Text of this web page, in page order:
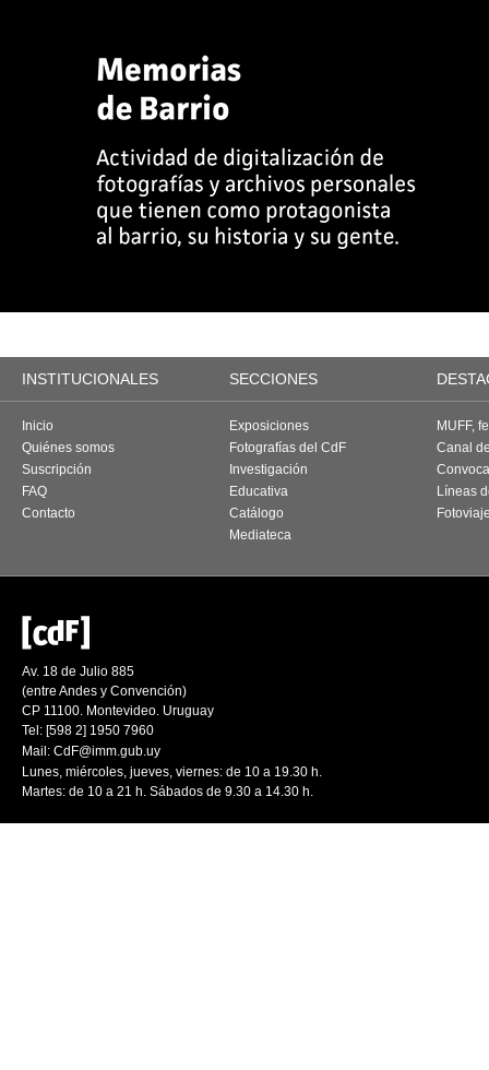
INSTITUCIONALES SECCIONES
Inicio
Quiénes somos
Suscripción
FAQ
Contacto
Exposiciones
Fotografías del CdF
Investigación
Educativa
Catálogo
Mediateca
MUFF,
Canal
Líneas
Av. 18 de Julio 885
(entre Andes y Convención)
CP 11100. Montevideo. Uruguay
Tel: [598 2] 1950 7960
Mail: CdF@imm.gub.uy
Lunes, miércoles, jueves, viernes: de 10 a 19.30 h.
Martes: de 10 a 21 h. Sábados de 9.30 a 14.30 h.